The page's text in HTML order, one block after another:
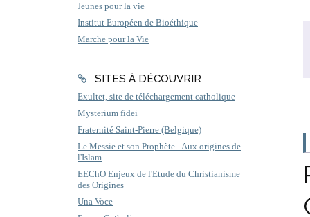
Jeunes pour la vie
Institut Européen de Bioéthique
Marche pour la Vie
SITES À DÉCOUVRIR
Exultet, site de téléchargement catholique
Mysterium fidei
Fraternité Saint-Pierre (Belgique)
Le Messie et son Prophète - Aux origines de
l'Islam
EEChO Enjeux de l'Etude du Christianisme
des Origines
Una Voce